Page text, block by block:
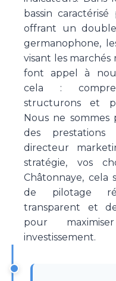
bassin
offrant un
germanophone,
visant les
font appel à
cela :
structurons et
Nous ne sommes
des
directeur
stratégie, vos
Châtonnaye, cela
de pilotage
transparent et
pour
investissement.